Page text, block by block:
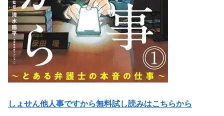
しょせん他人事ですから無料試し読みはこちらから